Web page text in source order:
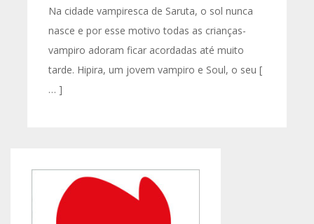
Na cidade vampiresca de Saruta, o sol nunca
nasce e por esse motivo todas as crianças-
vampiro adoram ficar acordadas até muito
tarde. Hipira, um jovem vampiro e Soul, o seu [
… ]